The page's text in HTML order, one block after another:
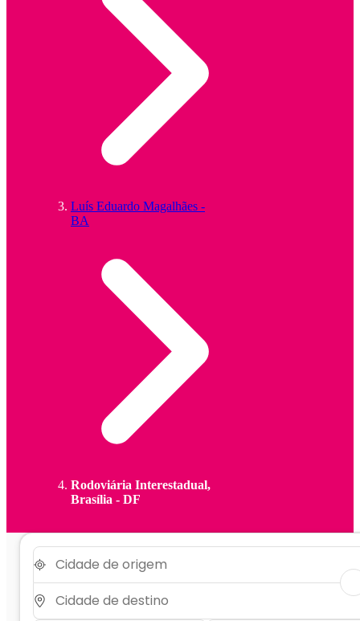
Luís Eduardo Magalhães -
BA
Rodoviária Interestadual,
Brasília - DF